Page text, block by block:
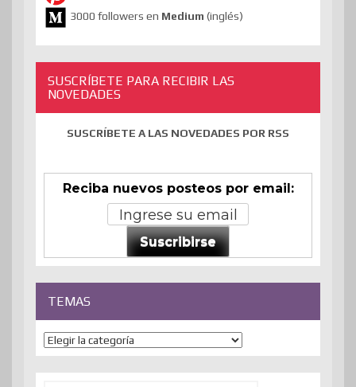
3000 followers en Medium (inglés)
SUSCRÍBETE PARA RECIBIR LAS
NOVEDADES
SUSCRÍBETE A LAS NOVEDADES POR RSS
Reciba nuevos posteos por email:
Suscribirse
TEMAS
Temas